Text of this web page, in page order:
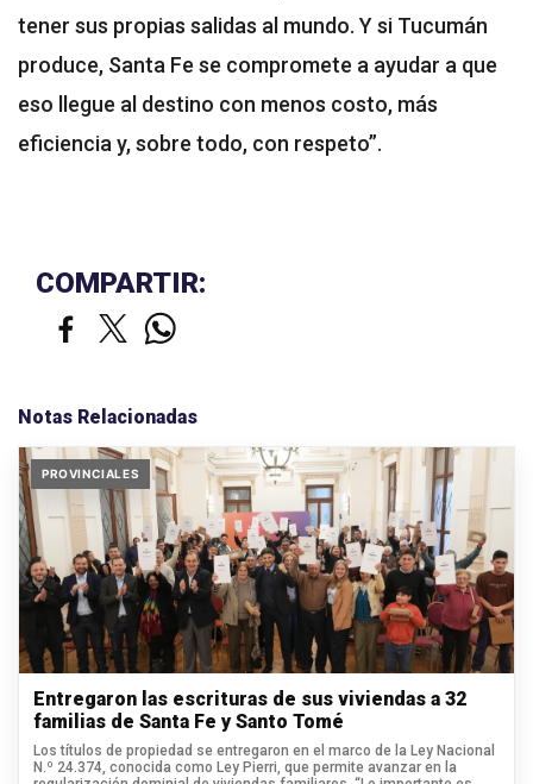
tener sus propias salidas al mundo. Y si Tucumán
produce, Santa Fe se compromete a ayudar a que
eso llegue al destino con menos costo, más
eficiencia y, sobre todo, con respeto”.
COMPARTIR:
Notas Relacionadas
PROVINCIALES
Entregaron las escrituras de sus viviendas a 32
familias de Santa Fe y Santo Tomé
Los títulos de propiedad se entregaron en el marco de la Ley Nacional
N.º 24.374, conocida como Ley Pierri, que permite avanzar en la